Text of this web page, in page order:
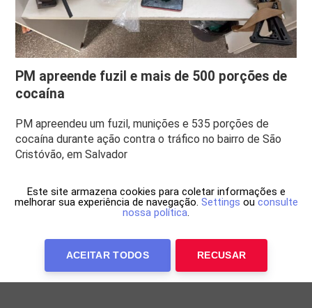
PM apreende fuzil e mais de 500 porções de
cocaína
PM apreendeu um fuzil, munições e 535 porções de
cocaína durante ação contra o tráfico no bairro de São
Cristóvão, em Salvador
Este site armazena cookies para coletar informações e
melhorar sua experiência de navegação. Settings ou consulte
nossa política.
ACEITAR TODOS RECUSAR